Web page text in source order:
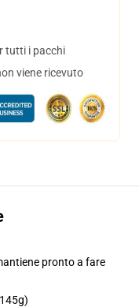
tutti i pacchi
viene ricevuto
pronto a fare